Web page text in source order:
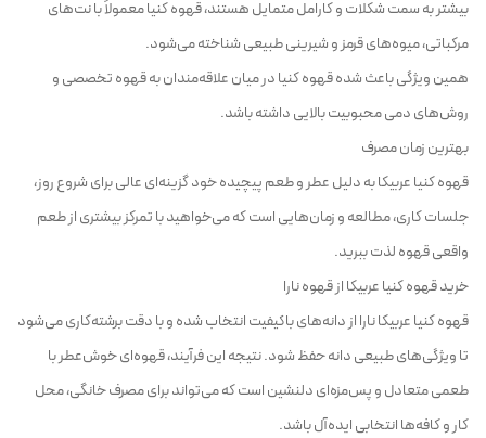
بیشتر به سمت شکلات و کارامل متمایل هستند، قهوه کنیا معمولاً با نت‌های
مرکباتی، میوه‌های قرمز و شیرینی طبیعی شناخته می‌شود.
همین ویژگی باعث شده قهوه کنیا در میان علاقه‌مندان به قهوه تخصصی و
روش‌های دمی محبوبیت بالایی داشته باشد.
بهترین زمان مصرف
قهوه کنیا عربیکا به دلیل عطر و طعم پیچیده خود گزینه‌ای عالی برای شروع روز،
جلسات کاری، مطالعه و زمان‌هایی است که می‌خواهید با تمرکز بیشتری از طعم
واقعی قهوه لذت ببرید.
خرید قهوه کنیا عربیکا از قهوه نارا
قهوه کنیا عربیکا نارا از دانه‌های باکیفیت انتخاب شده و با دقت برشته‌کاری می‌شود
تا ویژگی‌های طبیعی دانه حفظ شود. نتیجه این فرآیند، قهوه‌ای خوش‌عطر با
طعمی متعادل و پس‌مزه‌ای دلنشین است که می‌تواند برای مصرف خانگی، محل
کار و کافه‌ها انتخابی ایده‌آل باشد.